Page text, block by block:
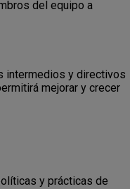
del equipo a
intermedios y directivos
mejorar y crecer
y prácticas de